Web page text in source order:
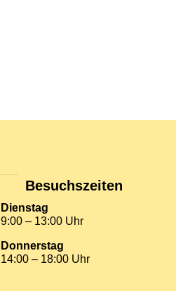
Besuchszeiten
Dienstag
9:00 – 13:00 Uhr
Donnerstag
14:00 – 18:00 Uhr